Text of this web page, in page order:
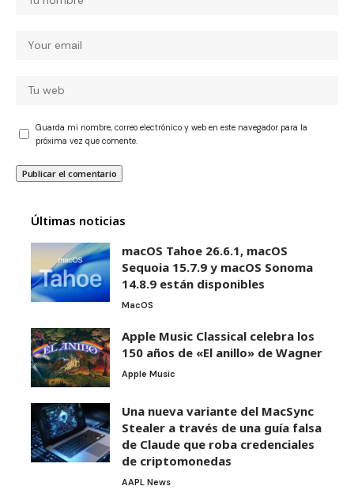
Guarda mi nombre, correo electrónico y web en este navegador para la
próxima vez que comente.
Últimas noticias
macOS Tahoe 26.6.1, macOS
Sequoia 15.7.9 y macOS Sonoma
14.8.9 están disponibles
MacOS
Apple Music Classical celebra los
150 años de «El anillo» de Wagner
Apple Music
Una nueva variante del MacSync
Stealer a través de una guía falsa
de Claude que roba credenciales
de criptomonedas
AAPL News